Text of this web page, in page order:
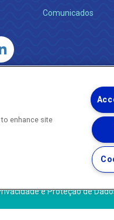
Comunicados
Energia e Saneamento do
® 2026 - Todos os
e Proteção de
enhance site